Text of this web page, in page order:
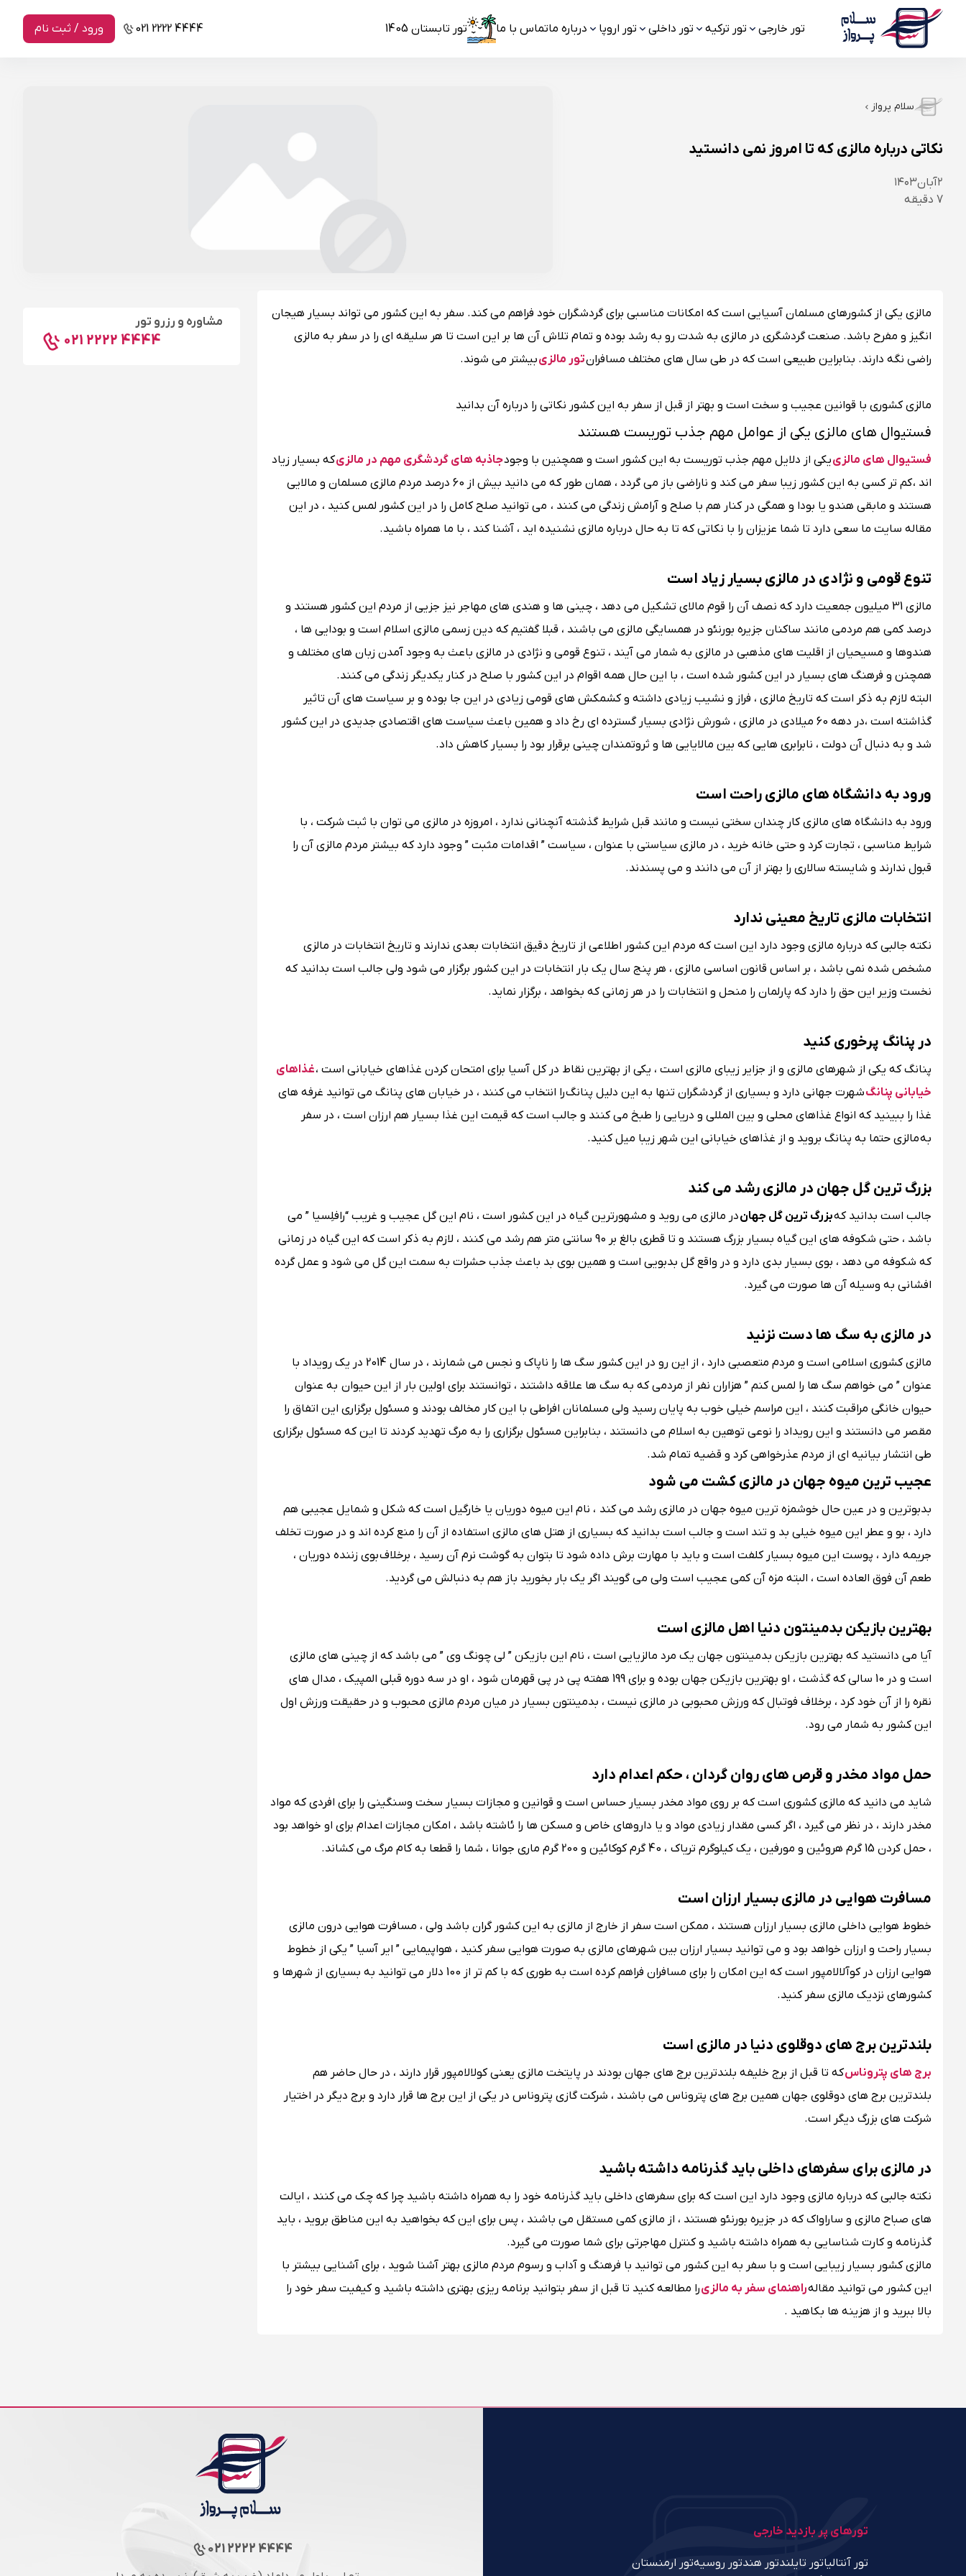
تور خارجی تور ترکیه تور داخلی تور اروپا درباره ماتماس با ما تور تابستان 1405 021 2222 4444 ورود / ثبت نام
سلام پرواز
نکاتی درباره مالزی که تا امروز نمی دانستید
۲آبان۱۴۰۳
7 دقیقه
مالزی یکی از کشورهای مسلمان آسیایی است که امکانات مناسبی برای گردشگران خود فراهم می کند. سفر به این کشور می تواند بسیار هیجان
انگیز و مفرح باشد. صنعت گردشگری در مالزی به شدت رو به رشد بوده و تمام تلاش آن ها بر این است تا هر سلیقه ای را در سفر به مالزی
راضی نگه دارند. بنابراین طبیعی است که در طی سال های مختلف مسافرانتور مالزیبیشتر می شوند.
مالزی کشوری با قوانین عجیب و سخت است و بهتر از قبل از سفر به این کشور نکاتی را درباره آن بدانید
فستیوال های مالزی یکی از عوامل مهم جذب توریست هستند
فستیوال های مالزییکی از دلایل مهم جذب توریست به این کشور است و همچنین با وجودجاذبه های گردشگری مهم در مالزیکه بسیار زیاد
اند ، کم تر کسی به این کشور زیبا سفر می کند و ناراضی باز می گردد ، همان طور که می دانید بیش از 60 درصد مردم مالزی مسلمان و مالایی
هستند و مابقی هندو یا بودا و همگی در کنار هم با صلح و آرامش زندگی می کنند ، می توانید صلح کامل را در این کشور لمس کنید ، در این
مقاله سایت ما سعی دارد تا شما عزیزان را با نکاتی که تا به حال درباره مالزی نشنیده اید ، آشنا کند ، با ما همراه باشید.
تنوع قومی و نژادی در مالزی بسیار زیاد است
مالزی 31 میلیون جمعیت دارد که نصف آن را قوم مالای تشکیل می دهد ، چینی ها و هندی های مهاجر نیز جزیی از مردم این کشور هستند و
درصد کمی هم مردمی مانند ساکنان جزیره بورنئو در همسایگی مالزی می باشند ، قبلا گفتیم که دین زسمی مالزی اسلام است و بودایی ها ،
هندوها و مسیحیان از اقلیت های مذهبی در مالزی به شمار می آیند ، تنوع قومی و نژادی در مالزی باعث به وجود آمدن زبان های مختلف و
همچنن و فرهنگ های بسیار در این کشور شده است ، با این حال همه اقوام در این کشور با صلح در کنار یکدیگر زندگی می کنند.
البته لازم به ذکر است که تاریخ مالزی ، فراز و نشیب زیادی داشته و کشمکش های قومی زیادی در این جا بوده و بر سیاست های آن تاثیر
گذاشته است ،در دهه 60 میلادی در مالزی ، شورش نژادی بسیار گسترده ای رخ داد و همین باعث سیاست های اقتصادی جدیدی در این کشور
شد و به دنبال آن دولت ، نابرابری هایی که بین مالایایی ها و ثروتمندان چینی برقرار بود را بسیار کاهش داد.
ورود به دانشگاه های مالزی راحت است
ورود به دانشگاه های مالزی کار چندان سختی نیست و مانند قبل شرایط گذشته آنچنانی ندارد ، امروزه در مالزی می توان با ثبت شرکت ، با
شرایط مناسبی ، تجارت کرد و حتی خانه خرید ، در مالزی سیاستی با عنوان ، سیاست ” اقدامات مثبت ” وجود دارد که بیشتر مردم مالزی آن را
قبول ندارند و شایسته سالاری را بهتر از آن می دانند و می پسندند.
انتخابات مالزی تاریخ معینی ندارد
نکته جالبی که درباره مالزی وجود دارد این است که مردم این کشور اطلاعی از تاریخ دقیق انتخابات بعدی ندارند و تاریخ انتخابات در مالزی
مشخص شده نمی باشد ، بر اساس قانون اساسی مالزی ، هر پنج سال یک بار انتخابات در این کشور برگزار می شود ولی جالب است بدانید که
نخست وزیر این حق را دارد که پارلمان را منحل و انتخابات را در هر زمانی که بخواهد ، برگزار نماید.
در پنانگ پرخوری کنید
پنانگ که یکی از شهرهای مالزی و از جزایر زیبای مالزی است ، یکی از بهترین نقاط در کل آسیا برای امتحان کردن غذاهای خیابانی است ،غذاهای
خیابانی پنانگشهرت جهانی دارد و بسیاری از گردشگران تنها به این دلیل پنانگ را انتخاب می کنند ، در خیابان های پنانگ می توانید غرفه های
غذا را ببینید که انواع غذاهای محلی و بین المللی و دریایی را طبخ می کنند و جالب است که قیمت این غذا بسیار هم ارزان است ، در سفر
به مالزی حتما به پنانگ بروید و از غذاهای خیابانی این شهر زیبا میل کنید.
بزرگ ترین گل جهان در مالزی رشد می کند
جالب است بدانید کهبزرگ ترین گل جهاندر مالزی می روید و مشهورترین گیاه در این کشور است ، نام این گل عجیب و غریب “رافلِسیا ” می
باشد ، حتی شکوفه های این گیاه بسیار بزرگ هستند و تا قطری بالغ بر 90 سانتی متر هم رشد می کنند ، لازم به ذکر است که این گیاه در زمانی
که شکوفه می دهد ، بوی بسیار بدی دارد و در واقع گل بدبویی است و همین بوی بد باعث جذب حشرات به سمت این گل می شود و عمل گرده
افشانی به وسیله آن ها صورت می گیرد.
در مالزی به سگ ها دست نزنید
مالزی کشوری اسلامی است و مردم متعصبی دارد ، از این رو در این کشور سگ ها را ناپاک و نجس می شمارند ، در سال 2014 در یک رویداد با
عنوان ” می خواهم سگ ها را لمس کنم ” هزاران نفر از مردمی که به سگ ها علاقه داشتند ، توانستند برای اولین بار از این حیوان به عنوان
حیوان خانگی مراقبت کنند ، این مراسم خیلی خوب به پایان رسید ولی مسلمانان افراطی با این کار مخالف بودند و مسئول برگزاری این اتفاق را
مقصر می دانستند و این رویداد را نوعی توهین به اسلام می دانستند ، بنابراین مسئول برگزاری را به مرگ تهدید کردند تا این که مسئول برگزاری
طی انتشار بیانیه ای از مردم عذرخواهی کرد و قضیه تمام شد.
عجیب ترین میوه جهان در مالزی کشت می شود
بدبوترین و در عین حال خوشمزه ترین میوه جهان در مالزی رشد می کند ، نام این میوه دوریان یا خارگیل است که شکل و شمایل عجیبی هم
دارد ، بو و عطر این میوه خیلی بد و تند است و جالب است بدانید که بسیاری از هتل های مالزی استفاده از آن را منع کرده اند و در صورت تخلف
جریمه دارد ، پوست این میوه بسیار کلفت است و باید با مهارت برش داده شود تا بتوان به گوشت نرم آن رسید ، برخلاف بوی زننده دوریان ،
طعم آن فوق العاده است ، البته مزه آن کمی عجیب است ولی می گویند اگر یک بار بخورید باز هم به دنبالش می گردید.
بهترین بازیکن بدمینتون دنیا اهل مالزی است
آیا می دانستید که بهترین بازیکن بدمینتون جهان یک مرد مالزیایی است ، نام این بازیکن ” لی چونگ وی ” می باشد که از چینی های مالزی
است و در 10 سالی که گذشت ، او بهترین بازیکن جهان بوده و برای 199 هفته پی در پی قهرمان شود ، او در سه دوره قبلی المپیک ، مدال های
نقره را از آن خود کرد ، برخلاف فوتبال که ورزش محبوبی در مالزی نیست ، بدمینتون بسیار در میان مردم مالزی محبوب و در حقیقت ورزش اول
این کشور به شمار می رود.
حمل مواد مخدر و قرص های روان گردان ، حکم اعدام دارد
شاید می دانید که مالزی کشوری است که بر روی مواد مخدر بسیار حساس است و قوانین و مجازات بسیار سخت وسنگینی را برای افردی که مواد
مخدر دارند ، در نظر می گیرد ، اگر کسی مقدار زیادی مواد و یا داروهای خاص و مسکن ها را ئاشته باشد ، امکان مجازات اعدام برای او خواهد بود
، حمل کردن 15 گرم هروئین و مورفین ، یک کیلوگرم تریاک ، 40 گرم کوکائین و 200 گرم ماری جوانا ، شما را قطعا به کام مرگ می کشاند.
مسافرت هوایی در مالزی بسیار ارزان است
خطوط هوایی داخلی مالزی بسیار ارزان هستند ، ممکن است سفر از خارج از مالزی به این کشور گران باشد ولی ، مسافرت هوایی درون مالزی
بسیار راحت و ارزان خواهد بود و می توانید بسیار ارزان بین شهرهای مالزی به صورت هوایی سفر کنید ، هواپیمایی ” ایر آسیا ” یکی از خطوط
هوایی ارزان در کوآلالامپور است که این امکان را برای مسافران فراهم کرده است به طوری که با کم تر از 100 دلار می توانید به بسیاری از شهرها و
کشورهای نزدیک مالزی سفر کنید.
بلندترین برج های دوقلوی دنیا در مالزی است
برج های پتروناسکه تا قبل از برج خلیفه بلندترین برج های جهان بودند در پایتخت مالزی یعنی کولالامپور قرار دارند ، در حال حاضر هم
بلندترین برج های دوقلوی جهان همین برج های پتروناس می باشند ، شرکت گازی پتروناس در یکی از این برج ها قرار دارد و برج دیگر در اختیار
شرکت های بزرگ دیگر است.
در مالزی برای سفرهای داخلی باید گذرنامه داشته باشید
نکته جالبی که درباره مالزی وجود دارد این است که برای سفرهای داخلی باید گذرنامه خود را به همراه داشته باشید چرا که چک می کنند ، ایالت
های صباح مالزی و ساراواک که در جزیره بورنئو هستند ، از مالزی کمی مستقل می باشند ، پس برای این که بخواهید به این مناطق بروید ، باید
گذرنامه و کارت شناسایی به همراه داشته باشید و کنترل مهاجرتی برای شما صورت می گیرد.
مالزی کشور بسیار زیبایی است و با سفر به این کشور می توانید با فرهنگ و آداب و رسوم مردم مالزی بهتر آشنا شوید ، برای آشنایی بیشتر با
این کشور می توانید مقالهراهنمای سفر به مالزیرا مطالعه کنید تا قبل از سفر بتوانید برنامه ریزی بهتری داشته باشید و کیفیت سفر خود را
بالا ببرید و از هزینه ها بکاهید .
مشاوره و رزرو تور
021 2222 4444
تورهای پر بازدید خارجی
تور آنتالیاتور تایلندتور هندتور روسیهتور ارمنستان
021 2222 4444